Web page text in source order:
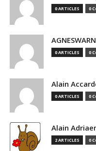
0 ARTICLES 0
0 ARTICLES 0
Alain
0 ARTICLES 0
Alain
2 ARTICLES 0